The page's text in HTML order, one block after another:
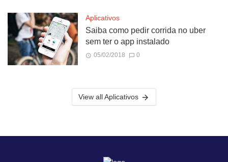
Aplicativos
Saiba como pedir corrida no uber
sem ter o app instalado
05/02/2018 0
View all Aplicativos